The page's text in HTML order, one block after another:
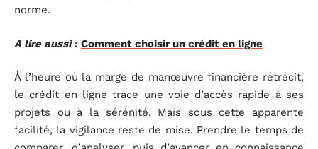
norme.
A lire aussi : Comment choisir un crédit en ligne
À l’heure où la marge de manœuvre financière rétrécit,
le crédit en ligne trace une voie d’accès rapide à ses
projets ou à la sérénité. Mais sous cette apparente
facilité, la vigilance reste de mise. Prendre le temps de